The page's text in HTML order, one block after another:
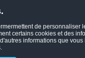
de
certains cookies et des
informations que